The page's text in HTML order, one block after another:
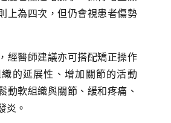
上為四次，但仍會視患者傷勢
經醫師建議亦可搭配矯正操作
的延展性、增加關節的活動
動軟組織與關節、緩和疼痛、
炎。